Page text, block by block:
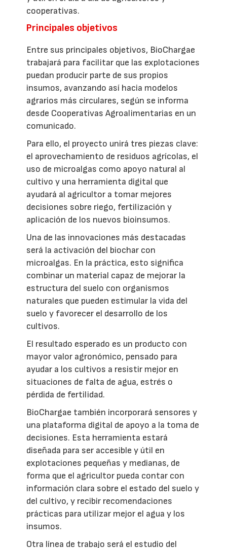
cooperativas.
Principales objetivos
Entre sus principales objetivos, BioChargae
trabajará para facilitar que las explotaciones
puedan producir parte de sus propios
insumos, avanzando así hacia modelos
agrarios más circulares, según se informa
desde Cooperativas Agroalimentarias en un
comunicado.
Para ello, el proyecto unirá tres piezas clave:
el aprovechamiento de residuos agrícolas, el
uso de microalgas como apoyo natural al
cultivo y una herramienta digital que
ayudará al agricultor a tomar mejores
decisiones sobre riego, fertilización y
aplicación de los nuevos bioinsumos.
Una de las innovaciones más destacadas
será la activación del biochar con
microalgas. En la práctica, esto significa
combinar un material capaz de mejorar la
estructura del suelo con organismos
naturales que pueden estimular la vida del
suelo y favorecer el desarrollo de los
cultivos.
El resultado esperado es un producto con
mayor valor agronómico, pensado para
ayudar a los cultivos a resistir mejor en
situaciones de falta de agua, estrés o
pérdida de fertilidad.
BioChargae también incorporará sensores y
una plataforma digital de apoyo a la toma de
decisiones. Esta herramienta estará
diseñada para ser accesible y útil en
explotaciones pequeñas y medianas, de
forma que el agricultor pueda contar con
información clara sobre el estado del suelo y
del cultivo, y recibir recomendaciones
prácticas para utilizar mejor el agua y los
insumos.
Otra línea de trabajo será el estudio del